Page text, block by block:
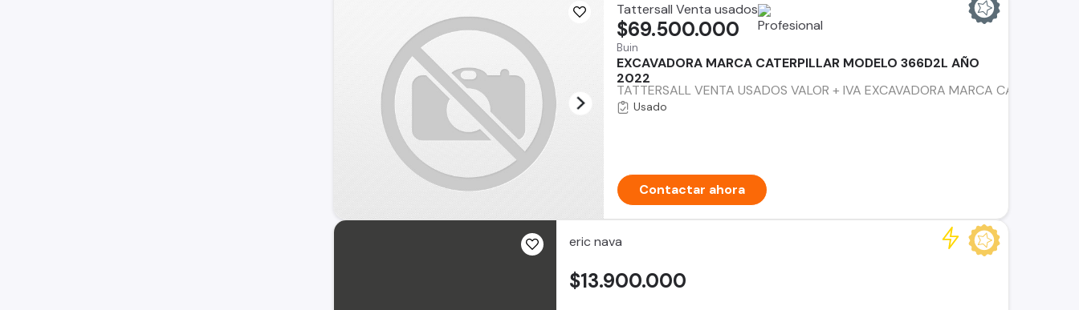
Tattersall Venta usados
Buin
EXCAVADORA MARCA CATERPILLAR MODELO 366D2L AÑO
2022
TATTERSALL VENTA USADOS VALOR + IVA EXCAVADORA MARCA
$69.500.000
Usado
Contactar ahora
eric nava
$13.900.000